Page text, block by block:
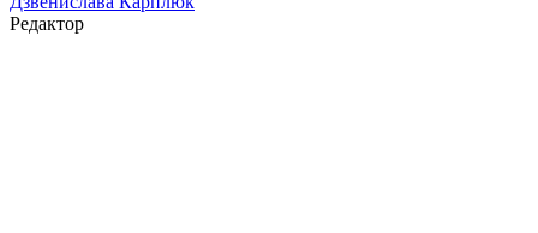
Редактор